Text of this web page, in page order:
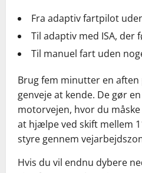
Fra adaptiv fartpilot
Til adaptiv med ISA, der
Til manuel fart uden
Brug fem minutter en
genveje at kende. De gør
motorvejen, hvor du
at hjælpe ved skift mellem
styre gennem
Hvis du vil endnu dybere